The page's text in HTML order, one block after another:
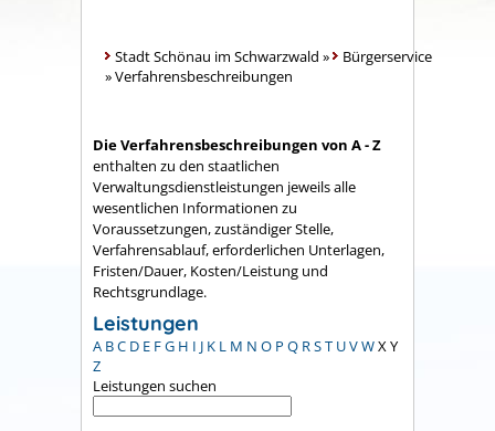
Stadt Schönau im Schwarzwald »
Bürgerservice
»Verfahrensbeschreibungen
Die Verfahrensbeschreibungen von A - Z
enthalten zu den staatlichen
Verwaltungsdienstleistungen jeweils alle
wesentlichen Informationen zu
Voraussetzungen, zuständiger Stelle,
Verfahrensablauf, erforderlichen Unterlagen,
Fristen/Dauer, Kosten/Leistung und
Rechtsgrundlage.
Leistungen
A BC D E FG H I J K L M N O P Q RST UVWXY
Z
Leistungen suchen